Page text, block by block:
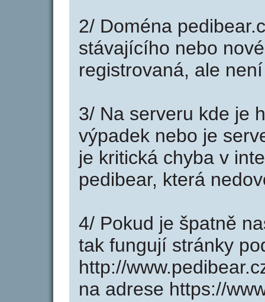
2/ Doména
stávajícího nebo
registrovaná, ale
3/ Na serveru kde je
výpadek nebo je
je kritická chyba v
pedibear, která
4/ Pokud je špatně
tak fungují stránky
http://
na adrese https://